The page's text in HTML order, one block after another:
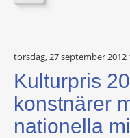
torsdag, 27 september 2012
Kulturpris
konstnärer
nationella